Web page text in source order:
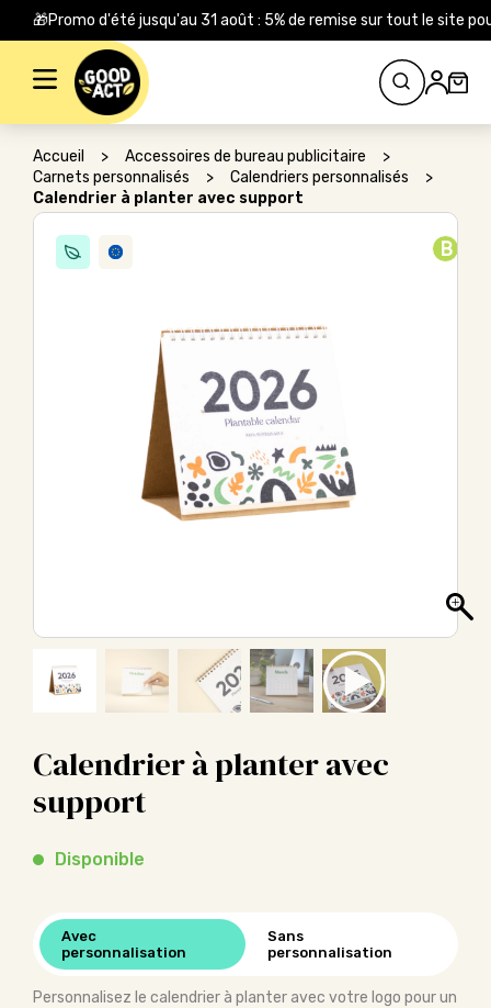
🎁Promo d'été jusqu'au 31 août : 5% de remise sur tout le site
Rechercher :
Accueil > Accessoires de bureau publicitaire
>
Carnets personnalisés
> Calendriers personnalisés
>
Calendrier à planter avec support
B
Calendrier à planter avec
support
Disponible
Avec
personnalisation
Sans
personnalisation
Personnalisez le calendrier à planter avec votre logo pour un